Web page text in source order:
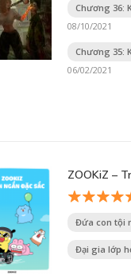
Chương 36:
08/10/2021
Chương 35:
06/02/2021
ZOOKiZ –
Đứa con tội
Đại gia lớp